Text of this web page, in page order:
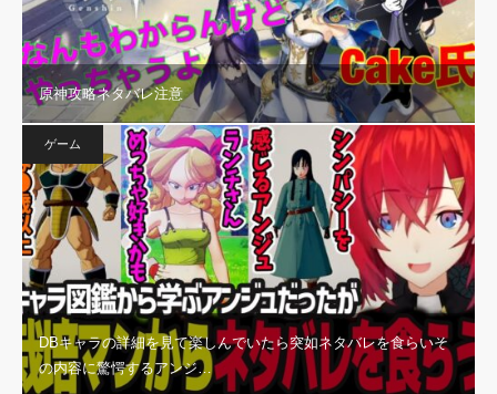
原神攻略ネタバレ注意
ゲーム
DBキャラの詳細を見て楽しんでいたら突如ネタバレを食らいそ
の内容に驚愕するアンジ…